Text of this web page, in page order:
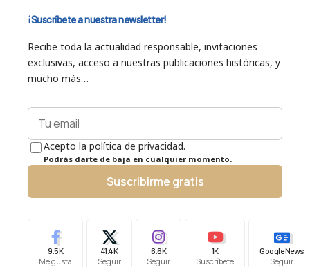
¡Suscríbete a nuestra newsletter!
Recibe toda la actualidad responsable, invitaciones
exclusivas, acceso a nuestras publicaciones históricas, y
mucho más…
Acepto la política de privacidad.
Podrás darte de baja en cualquier momento.
Suscribirme gratis
9.5K
Me gusta
41.4K
Seguir
6.6K
Seguir
1K
Suscríbete
Google News
Seguir